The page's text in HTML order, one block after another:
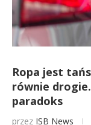
Ropa jest
równie
paradoks
przez ISB News